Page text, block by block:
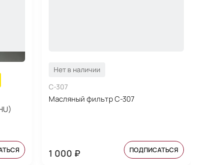
Нет в наличии
C-307
Масляный фильтр C-307
1 000 ₽ ПОДПИСАТЬСЯ